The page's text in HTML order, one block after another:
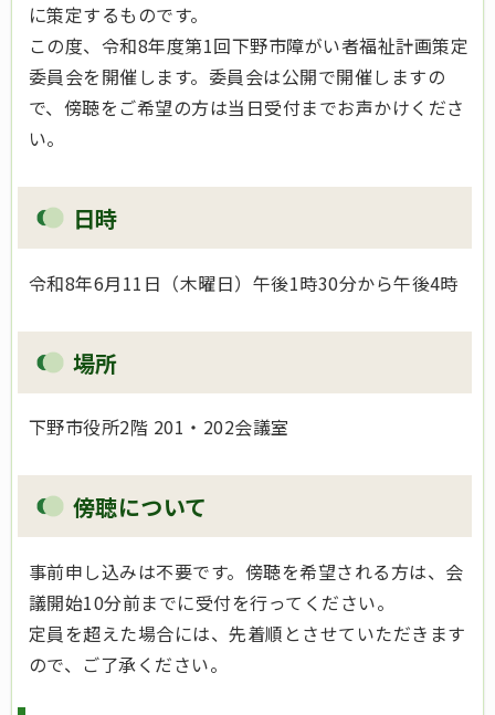
に策定するものです。
この度、令和8年度第1回下野市障がい者福祉計画策定
委員会を開催します。委員会は公開で開催しますの
で、傍聴をご希望の方は当日受付までお声かけくださ
い。
日時
令和8年6月11日（木曜日）午後1時30分から午後4時
場所
下野市役所2階 201・202会議室
傍聴について
事前申し込みは不要です。傍聴を希望される方は、会
議開始10分前までに受付を行ってください。
定員を超えた場合には、先着順とさせていただきます
ので、ご了承ください。